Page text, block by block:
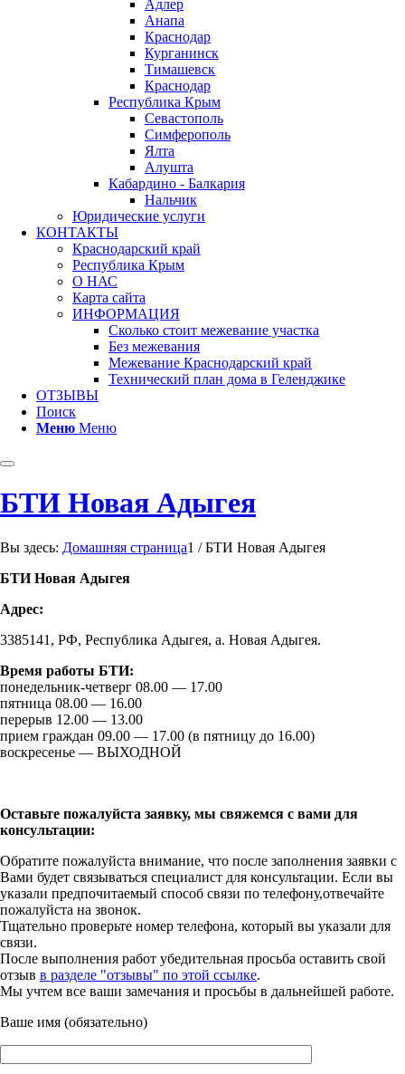
Адлер
Анапа
Краснодар
Курганинск
Тимашевск
Краснодар
Республика Крым
Севастополь
Симферополь
Ялта
Алушта
Кабардино - Балкария
Нальчик
Юридические услуги
КОНТАКТЫ
Краснодарский край
Республика Крым
О НАС
Карта сайта
ИНФОРМАЦИЯ
Сколько стоит межевание участка
Без межевания
Межевание Краснодарский край
Технический план дома в Геленджике
ОТЗЫВЫ
Поиск
Меню Меню
БТИ Новая Адыгея
Вы здесь: Домашняя страница1 / БТИ Новая Адыгея
БТИ Новая Адыгея
Адрес:
3385141, РФ, Республика Адыгея, а. Новая Адыгея.
Время работы БТИ:
понедельник-четверг 08.00 — 17.00
пятница 08.00 — 16.00
перерыв 12.00 — 13.00
прием граждан 09.00 — 17.00 (в пятницу до 16.00)
воскресенье — ВЫХОДНОЙ
Оставьте пожалуйста заявку, мы свяжемся с вами для
консультации:
Обратите пожалуйста внимание, что после заполнения заявки с
Вами будет связываться специалист для консультации. Если вы
указали предпочитаемый способ связи по телефону,отвечайте
пожалуйста на звонок.
Тщательно проверьте номер телефона, который вы указали для
связи.
После выполнения работ убедительная просьба оставить свой
отзыв в разделе "отзывы" по этой ссылке.
Мы учтем все ваши замечания и просьбы в дальнейшей работе.
Ваше имя (обязательно)